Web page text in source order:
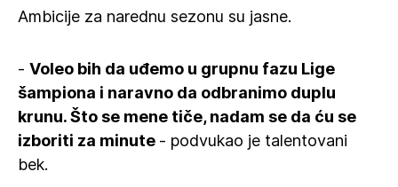
Ambicije za narednu sezonu su jasne.
- Voleo bih da uđemo u grupnu fazu Lige
šampiona i naravno da odbranimo duplu
krunu. Što se mene tiče, nadam se da ću se
izboriti za minute - podvukao je talentovani
bek.